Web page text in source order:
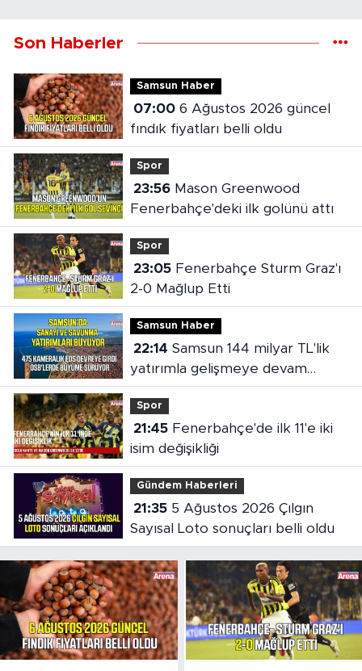
Son Haberler
Samsun Haber
07:006 Ağustos 2026 güncel
fındık fiyatları belli oldu
Spor
23:56Mason Greenwood
Fenerbahçe'deki ilk golünü attı
Spor
23:05Fenerbahçe Sturm Graz'ı
2-0 Mağlup Etti
Samsun Haber
22:14
yatırımla gelişmeye devam
ediyor
Spor
21:45Fenerbahçe'de ilk 11'e iki
isim değişikliği
Gündem Haberleri
21:355 Ağustos 2026 Çılgın
Sayısal Loto sonuçları belli oldu